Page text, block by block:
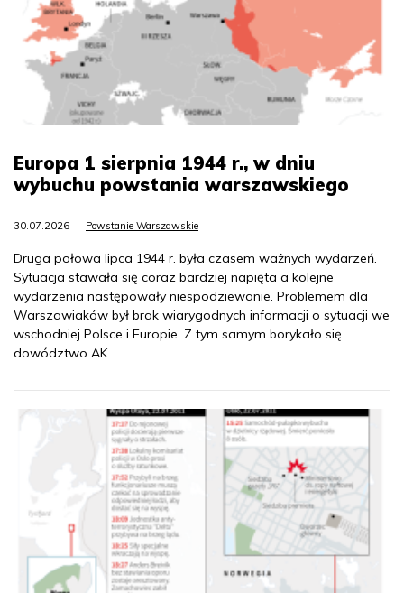
Europa 1 sierpnia 1944 r., w dniu
wybuchu powstania warszawskiego
30.07.2026 Powstanie Warszawskie
Druga połowa lipca 1944 r. była czasem ważnych wydarzeń.
Sytuacja stawała się coraz bardziej napięta a kolejne
wydarzenia następowały niespodziewanie. Problemem dla
Warszawiaków był brak wiarygodnych informacji o sytuacji we
wschodniej Polsce i Europie. Z tym samym borykało się
dowództwo AK.